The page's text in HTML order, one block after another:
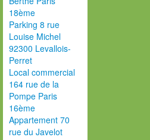
18ème
Parking 8 rue
Louise Michel
92300 Levallois-
Perret
Local commercial
164 rue de la
Pompe Paris
16ème
Appartement 70
rue du Javelot